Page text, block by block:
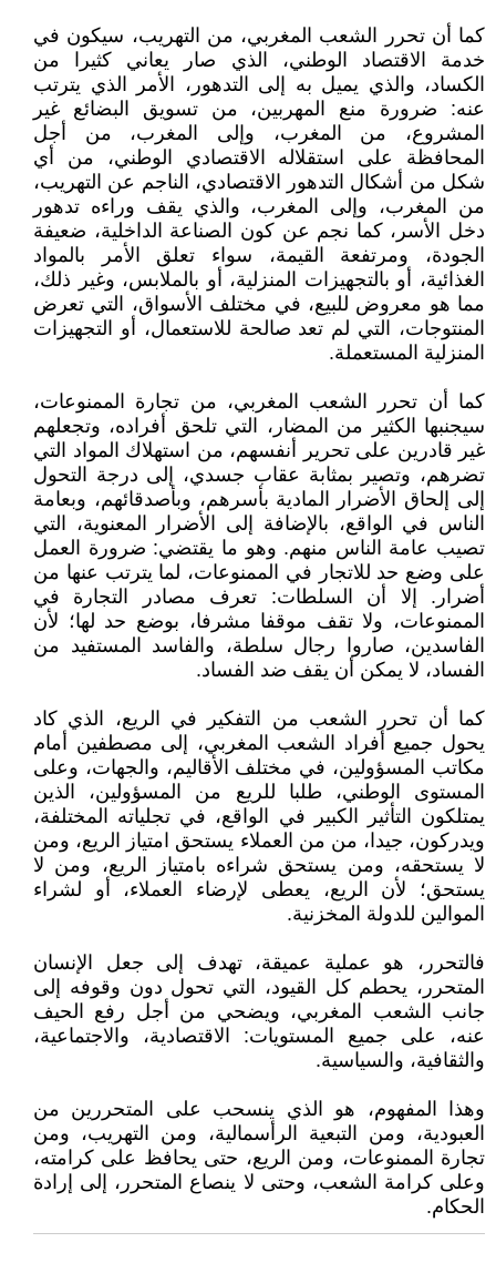
كما أن تحرر الشعب المغربي، من التهريب، سيكون في
خدمة الاقتصاد الوطني، الذي صار يعاني كثيرا من
الكساد، والذي يميل به إلى التدهور، الأمر الذي يترتب
عنه: ضرورة منع المهربين، من تسويق البضائع غير
المشروع، من المغرب، وإلى المغرب، من أجل
المحافظة على استقلاله الاقتصادي الوطني، من أي
شكل من أشكال التدهور الاقتصادي، الناجم عن التهريب،
من المغرب، وإلى المغرب، والذي يقف وراءه تدهور
دخل الأسر، كما نجم عن كون الصناعة الداخلية، ضعيفة
الجودة، ومرتفعة القيمة، سواء تعلق الأمر بالمواد
الغذائية، أو بالتجهيزات المنزلية، أو بالملابس، وغير ذلك،
مما هو معروض للبيع، في مختلف الأسواق، التي تعرض
المنتوجات، التي لم تعد صالحة للاستعمال، أو التجهيزات
المنزلية المستعملة.
كما أن تحرر الشعب المغربي، من تجارة الممنوعات،
سيجنبها الكثير من المضار، التي تلحق أفراده، وتجعلهم
غير قادرين على تحرير أنفسهم، من استهلاك المواد التي
تضرهم، وتصير بمثابة عقاب جسدي، إلى درجة التحول
إلى إلحاق الأضرار المادية بأسرهم، وبأصدقائهم، وبعامة
الناس في الواقع، بالإضافة إلى الأضرار المعنوية، التي
تصيب عامة الناس منهم. وهو ما يقتضي: ضرورة العمل
على وضع حد للاتجار في الممنوعات، لما يترتب عنها من
أضرار. إلا أن السلطات: تعرف مصادر التجارة في
الممنوعات، ولا تقف موقفا مشرفا، بوضع حد لها؛ لأن
الفاسدين، صاروا رجال سلطة، والفاسد المستفيد من
الفساد، لا يمكن أن يقف ضد الفساد.
كما أن تحرر الشعب من التفكير في الريع، الذي كاد
يحول جميع أفراد الشعب المغربي، إلى مصطفين أمام
مكاتب المسؤولين، في مختلف الأقاليم، والجهات، وعلى
المستوى الوطني، طلبا للريع من المسؤولين، الذين
يمتلكون التأثير الكبير في الواقع، في تجلياته المختلفة،
ويدركون، جيدا، من من العملاء يستحق امتياز الريع، ومن
لا يستحقه، ومن يستحق شراءه بامتياز الريع، ومن لا
يستحق؛ لأن الريع، يعطى لإرضاء العملاء، أو لشراء
الموالين للدولة المخزنية.
فالتحرر، هو عملية عميقة، تهدف إلى جعل الإنسان
المتحرر، يحطم كل القيود، التي تحول دون وقوفه إلى
جانب الشعب المغربي، ويضحي من أجل رفع الحيف
عنه، على جميع المستويات: الاقتصادية، والاجتماعية،
والثقافية، والسياسية.
وهذا المفهوم، هو الذي ينسحب على المتحررين من
العبودية، ومن التبعية الرأسمالية، ومن التهريب، ومن
تجارة الممنوعات، ومن الريع، حتى يحافظ على كرامته،
وعلى كرامة الشعب، وحتى لا ينصاع المتحرر، إلى إرادة
الحكام.